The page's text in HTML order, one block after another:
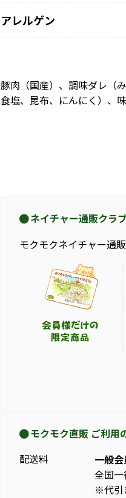
アレルゲン
豚肉（国産）、調味ダレ（
食塩、昆布、にんにく）、
ネイチャー通販クラ
モクモクネイチャー通
モクモク直販 ご利用
配送料
一般会
全国
※代引